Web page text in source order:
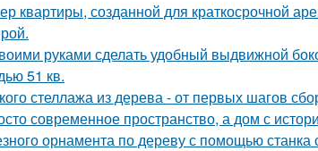
квартиры, созданной для краткосрочной
руками сделать удобный выдвижной
51 кв.
стеллажа из дерева - от первых шагов
современное пространство, а дом с
орнамента по дереву с помощью